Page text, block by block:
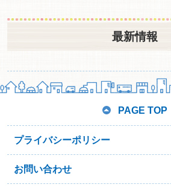
最新情報
PAGE TOP
プライバシーポリシー
お問い合わせ